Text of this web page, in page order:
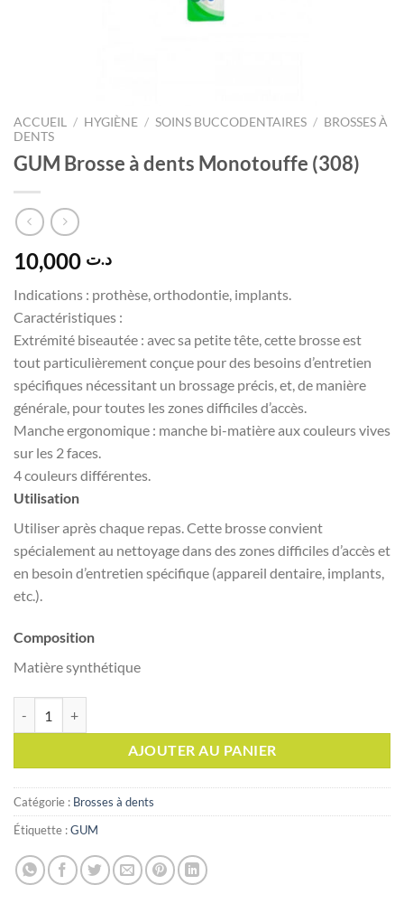
ACCUEIL / HYGIÈNE / SOINS BUCCODENTAIRES / BROSSES À
DENTS
GUM Brosse à dents Monotouffe (308)
د.ت
Indications : prothèse, orthodontie, implants.
Caractéristiques :
Extrémité biseautée : avec sa petite tête, cette brosse est
tout particulièrement conçue pour des besoins d’entretien
spécifiques nécessitant un brossage précis, et, de manière
générale, pour toutes les zones difficiles d’accès.
Manche ergonomique : manche bi-matière aux couleurs vives
sur les 2 faces.
4 couleurs différentes.
Utilisation
Utiliser après chaque repas. Cette brosse convient
spécialement au nettoyage dans des zones difficiles d’accès et
en besoin d’entretien spécifique (appareil dentaire, implants,
etc.).
Composition
Matière synthétique
AJOUTER AU PANIER
Catégorie : Brosses à dents
Étiquette :GUM